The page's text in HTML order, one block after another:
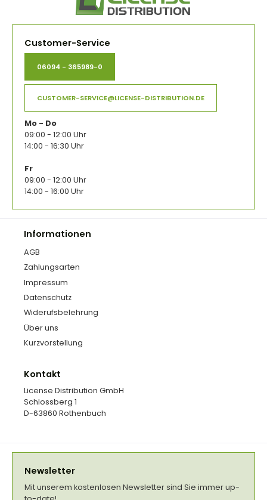
Customer-Service
06094 - 365989-0
CUSTOMER-SERVICE@LICENSE-DISTRIBUTION.DE
Mo - Do
09:00 - 12:00 Uhr
14:00 - 16:30 Uhr
Fr
09:00 - 12:00 Uhr
14:00 - 16:00 Uhr
Informationen
AGB
Zahlungsarten
Impressum
Datenschutz
Widerufsbelehrung
Über uns
Kurzvorstellung
Kontakt
License Distribution GmbH
Schlossberg 1
D-63860 Rothenbuch
Newsletter
Mit unserem kostenlosen Newsletter sind Sie immer up-